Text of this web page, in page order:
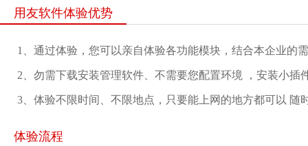
用友软件体验优势
1、通过体验，您可以亲自体验各功能模块，结合本企业的
2、勿需下载安装管理软件、不需要您配置环境 ，安装小插
3、体验不限时间、不限地点，只要能上网的地方都可以 随
体验流程